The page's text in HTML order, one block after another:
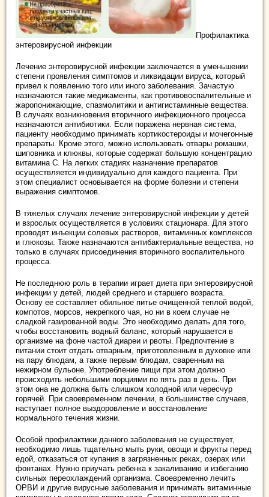
Профилактика
энтеровирусной инфекции
Лечение энтеровирусной инфекции заключается в уменьшении
степени проявления симптомов и ликвидации вируса, который
привел к появлению того или иного заболевания. Зачастую
назначаются такие медикаменты, как противовоспалительные и
жаропонижающие, спазмолитики и антигистаминные вещества.
В случаях возникновения вторичного инфекционного процесса
назначаются антибиотики. Если поражена нервная система,
пациенту необходимо принимать кортикостероиды и мочегонные
препараты. Кроме этого, можно использовать отвары ромашки,
шиповника и клюквы, которые содержат большую концентрацию
витамина С. На легких стадиях назначение препаратов
осуществляется индивидуально для каждого пациента. При
этом специалист основывается на форме болезни и степени
выражения симптомов.
В тяжелых случаях лечение энтеровирусной инфекции у детей
и взрослых осуществляется в условиях стационара. Для этого
проводят инъекции солевых растворов, витаминных комплексов
и глюкозы. Также назначаются антибактериальные вещества, но
только в случаях присоединения вторичного воспалительного
процесса.
Не последнюю роль в терапии играет диета при энтеровирусной
инфекции у детей, людей среднего и старшего возраста.
Основу ее составляет обильное питье очищенной теплой водой,
компотов, морсов, некрепкого чая, но ни в коем случае не
сладкой газированной воды. Это необходимо делать для того,
чтобы восстановить водный баланс, который нарушается в
организме на фоне частой диареи и рвоты. Предпочтение в
питании стоит отдать отварным, приготовленным в духовке или
на пару блюдам, а также первым блюдам, сваренным на
нежирном бульоне. Употребление пищи при этом должно
происходить небольшими порциями по пять раз в день. При
этом она не должна быть слишком холодной или чересчур
горячей. При своевременном лечении, в большинстве случаев,
наступает полное выздоровление и восстановление
нормального течения жизни.
Особой профилактики данного заболевания не существует,
необходимо лишь тщательно мыть руки, овощи и фрукты перед
едой, отказаться от купания в загрязненных реках, озерах или
фонтанах. Нужно приучать ребенка к закаливанию и избеганию
сильных переохлаждений организма. Своевременно лечить
ОРВИ и другие вирусные заболевания и принимать витаминные